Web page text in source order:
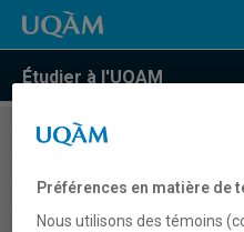
Étudier à l'UQAM
COURS//
métropolitaine et
Préférences en matière de
Nous utilisons des témoins